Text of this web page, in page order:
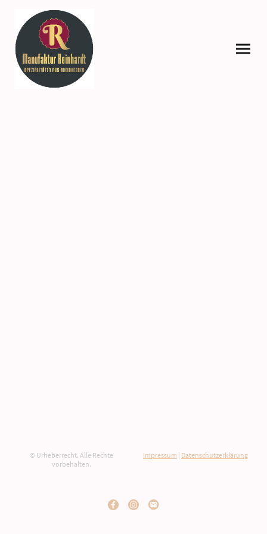
© Urheberrecht. Alle Rechte
vorbehalten.
Impressum | Datenschutzerklärung